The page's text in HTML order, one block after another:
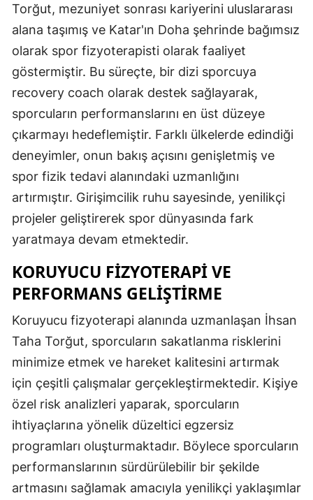
Torğut, mezuniyet sonrası kariyerini uluslararası
alana taşımış ve Katar'ın Doha şehrinde bağımsız
olarak spor fizyoterapisti olarak faaliyet
göstermiştir. Bu süreçte, bir dizi sporcuya
recovery coach olarak destek sağlayarak,
sporcuların performanslarını en üst düzeye
çıkarmayı hedeflemiştir. Farklı ülkelerde edindiği
deneyimler, onun bakış açısını genişletmiş ve
spor fizik tedavi alanındaki uzmanlığını
artırmıştır. Girişimcilik ruhu sayesinde, yenilikçi
projeler geliştirerek spor dünyasında fark
yaratmaya devam etmektedir.
KORUYUCU FIZYOTERAPI VE
PERFORMANS GELIŞTIRME
Koruyucu fizyoterapi alanında uzmanlaşan İhsan
Taha Torğut, sporcuların sakatlanma risklerini
minimize etmek ve hareket kalitesini artırmak
için çeşitli çalışmalar gerçekleştirmektedir. Kişiye
özel risk analizleri yaparak, sporcuların
ihtiyaçlarına yönelik düzeltici egzersiz
programları oluşturmaktadır. Böylece sporcuların
performanslarının sürdürülebilir bir şekilde
artmasını sağlamak amacıyla yenilikçi yaklaşımlar